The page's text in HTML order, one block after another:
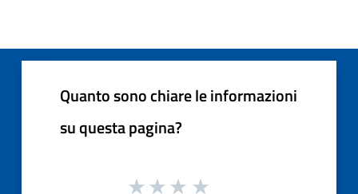
Quanto sono chiare le informazioni
su questa pagina?